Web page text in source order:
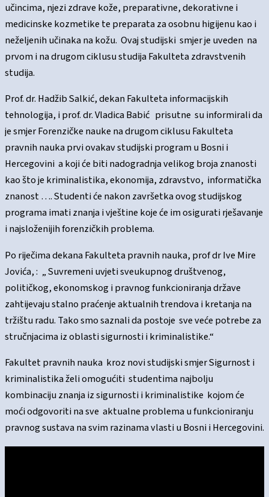
učincima, njezi zdrave kože, preparativne, dekorativne i
medicinske kozmetike te preparata za osobnu higijenu kao i
neželjenih učinaka na kožu. Ovaj studijski smjer je uveden na
prvom i na drugom ciklusu studija Fakulteta zdravstvenih
studija.
Prof. dr. Hadžib Salkić, dekan Fakulteta informacijskih
tehnologija, i prof. dr. Vladica Babić prisutne su informirali da
je smjer Forenzičke nauke na drugom ciklusu Fakulteta
pravnih nauka prvi ovakav studijski program u Bosni i
Hercegovini a koji će biti nadogradnja velikog broja znanosti
kao što je kriminalistika, ekonomija, zdravstvo, informatička
znanost …. Studenti će nakon završetka ovog studijskog
programa imati znanja i vještine koje će im osigurati rješavanje
i najsloženijih forenzičkih problema.
Po riječima dekana Fakulteta pravnih nauka, prof dr Ive Mire
Jovića, : „ Suvremeni uvjeti sveukupnog društvenog,
političkog, ekonomskog i pravnog funkcioniranja države
zahtijevaju stalno praćenje aktualnih trendova i kretanja na
tržištu radu. Tako smo saznali da postoje sve veće potrebe za
stručnjacima iz oblasti sigurnosti i kriminalistike.“
Fakultet pravnih nauka kroz novi studijski smjer Sigurnost i
kriminalistika želi omogućiti studentima najbolju
kombinaciju znanja iz sigurnosti i kriminalistike kojom će
moći odgovoriti na sve aktualne problema u funkcioniranju
pravnog sustava na svim razinama vlasti u Bosni i Hercegovini.